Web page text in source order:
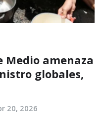
Medio amenaza
globales,
20, 2026